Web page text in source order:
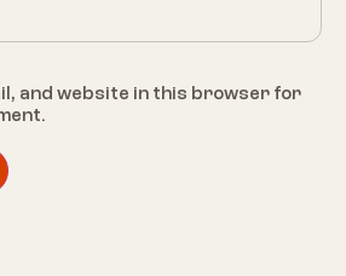
and website in this browser for